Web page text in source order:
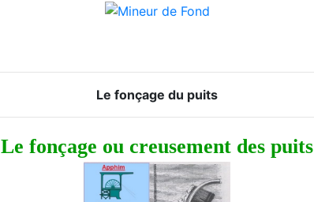
Le fonçage du puits
Le fonçage ou creusement des puits